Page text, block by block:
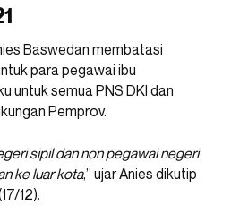
Baswedan membatasi
para pegawai ibu
untuk semua PNS DKI dan
Pemprov.
sipil dan non pegawai negeri
ke luar kota,” ujar Anies dikutip
12).